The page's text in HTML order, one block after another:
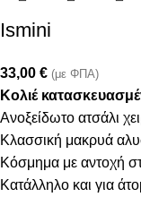
Ismini
33,00 € (με ΦΠΑ)
Κολιέ
Ανοξείδωτο ατσάλι
Κλασσική μακρυά
Κόσμημα με αντοχή
Κατάλληλο και για